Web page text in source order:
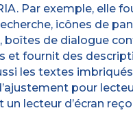
Par exemple, elle
icônes de
de dialogue
et fournit des
les textes
pour
lecteur d’écran